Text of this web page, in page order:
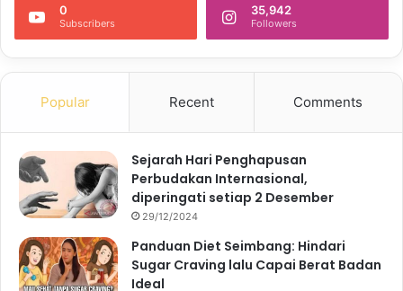
0
Subscribers
35,942
Followers
Popular Recent Comments
Sejarah Hari Penghapusan
Perbudakan Internasional,
diperingati setiap 2 Desember
29/12/2024
Panduan Diet Seimbang: Hindari
Sugar Craving lalu Capai Berat Badan
Ideal